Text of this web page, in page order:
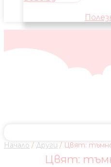
Начало / Други / Цвят:
Цвят: